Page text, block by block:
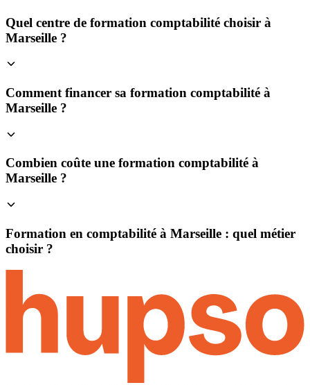
Quel centre de formation comptabilité choisir à
Marseille ?
Comment financer sa formation comptabilité à
Marseille ?
Combien coûte une formation comptabilité à
Marseille ?
Formation en comptabilité à Marseille : quel métier
choisir ?